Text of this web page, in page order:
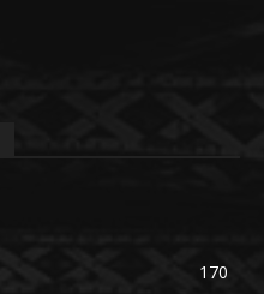
170